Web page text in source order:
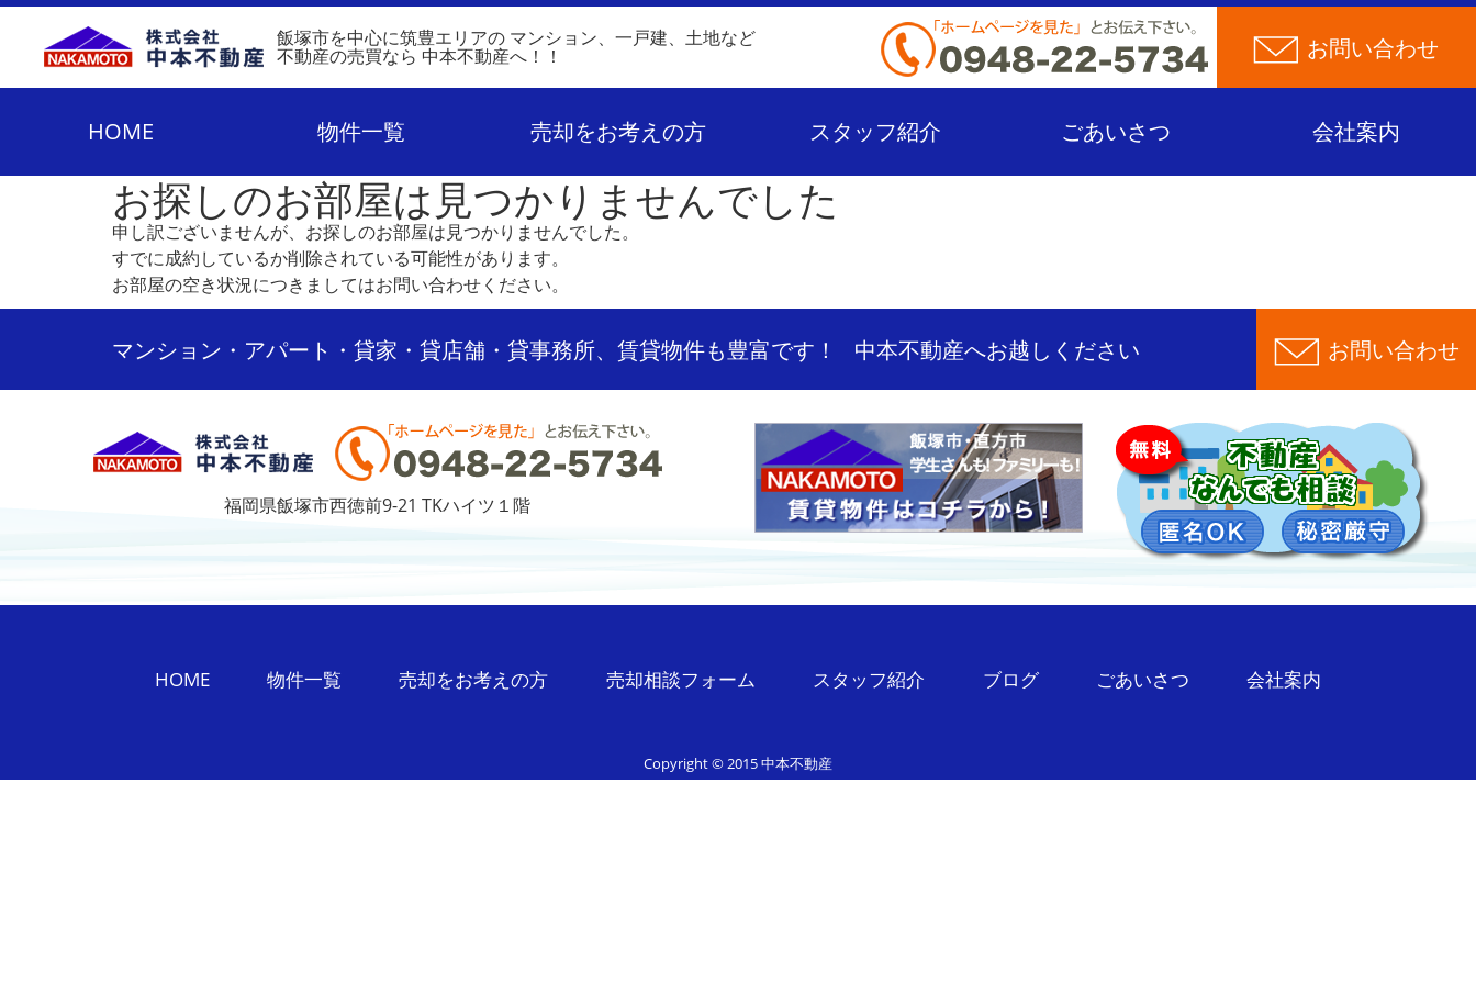
飯塚市を中心に筑豊エリアの マンション、一戸建、土地など
不動産の売買なら 中本不動産へ！！ お問い合わせ
HOME 物件一覧 売却をお考えの方 スタッフ紹介 ごあいさつ 会社案内
お探しのお部屋は見つかりませんでした
申し訳ございませんが、お探しのお部屋は見つかりませんでした。
すでに成約しているか削除されている可能性があります。
お部屋の空き状況につきましてはお問い合わせください。
マンション・アパート・貸家・貸店舗・貸事務所、賃貸物件も豊富です！ 中本不動産へお越しください お問い合わせ
福岡県飯塚市西徳前9-21 TKハイツ１階
HOME 物件一覧 売却をお考えの方 売却相談フォーム スタッフ紹介 ブログ ごあいさつ 会社案内
Copyright © 2015 中本不動産